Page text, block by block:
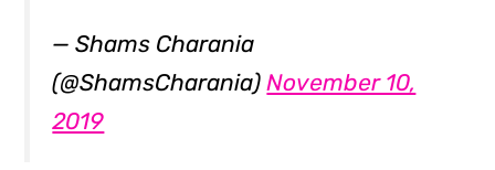
— Shams Charania
(@ShamsCharania)November 10,
2019